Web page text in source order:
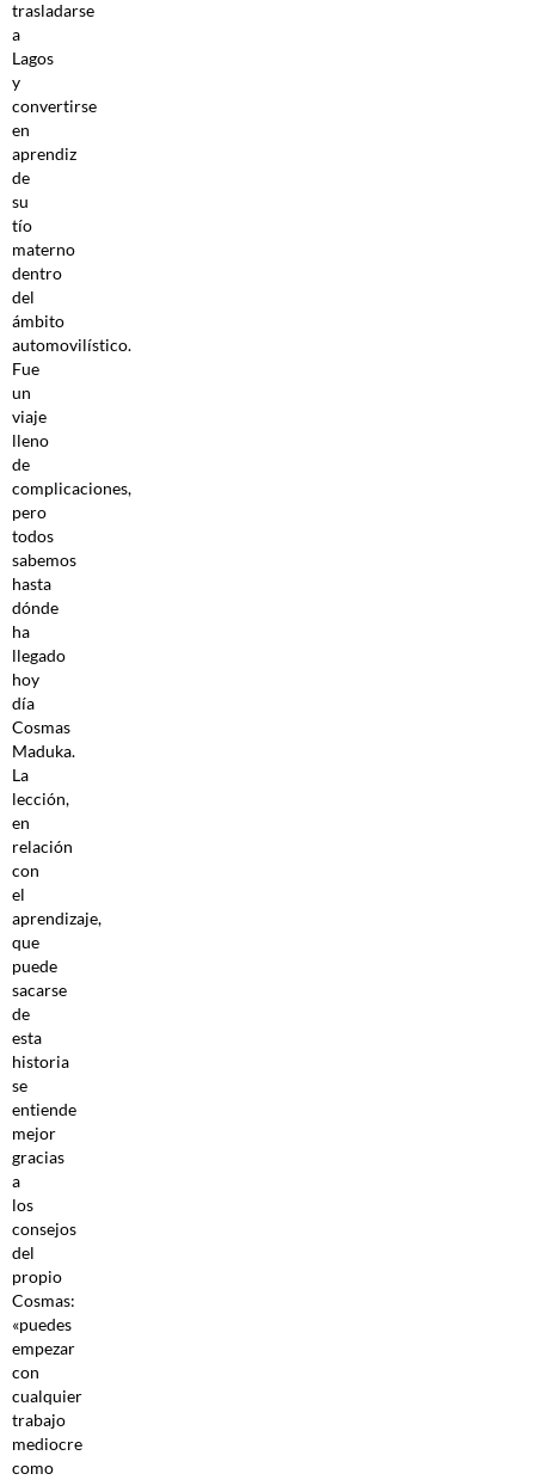
trasladarse
a
Lagos
y
convertirse
en
aprendiz
de
su
tío
materno
dentro
del
ámbito
automovilístico.
Fue
un
viaje
lleno
de
complicaciones,
pero
todos
sabemos
hasta
dónde
ha
llegado
hoy
día
Cosmas
Maduka.
La
lección,
en
relación
con
el
aprendizaje,
que
puede
sacarse
de
esta
historia
se
entiende
mejor
gracias
a
los
consejos
del
propio
Cosmas:
«puedes
empezar
con
cualquier
trabajo
mediocre
como